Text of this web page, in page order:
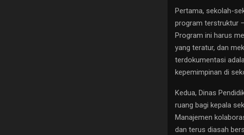
Pertama, sekolah-
program terstruktur
Program ini harus
yang teratur, dan
terdokumentasi
kepemimpinan di
Kedua, Dinas
ruang bagi kepala
Manajemen
dan terus diasah